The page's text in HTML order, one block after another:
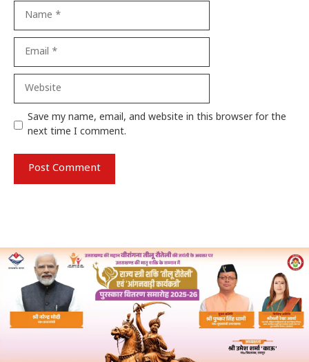
Website
Save my name, email, and website in this browser for the
next time I comment.